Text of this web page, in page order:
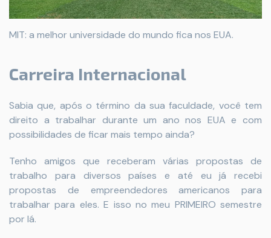
MIT: a melhor universidade do mundo fica nos EUA.
Carreira Internacional
Sabia que, após o término da sua faculdade, você tem
direito a trabalhar durante um ano nos EUA e com
possibilidades de ficar mais tempo ainda?
Tenho amigos que receberam várias propostas de
trabalho para diversos países e até eu já recebi
propostas de empreendedores americanos para
trabalhar para eles. E isso no meu PRIMEIRO semestre
por lá.